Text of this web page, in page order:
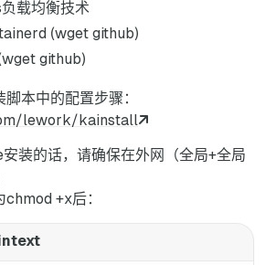
载均衡技术
(wget github)
github)
本中的配置步骤：
lework/kainstall
装的话，请确保在外网（全局+全局
+x后：